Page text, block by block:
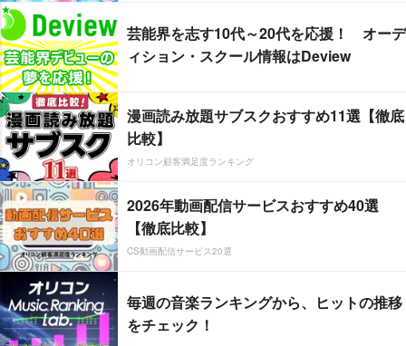
芸能界を志す10代～20代を応援！ オーデ
ィション・スクール情報はDeview
漫画読み放題サブスクおすすめ11選【徹底
比較】
オリコン顧客満足度ランキング
2026年動画配信サービスおすすめ40選
【徹底比較】
CS動画配信サービス20選
毎週の音楽ランキングから、ヒットの推移
をチェック！